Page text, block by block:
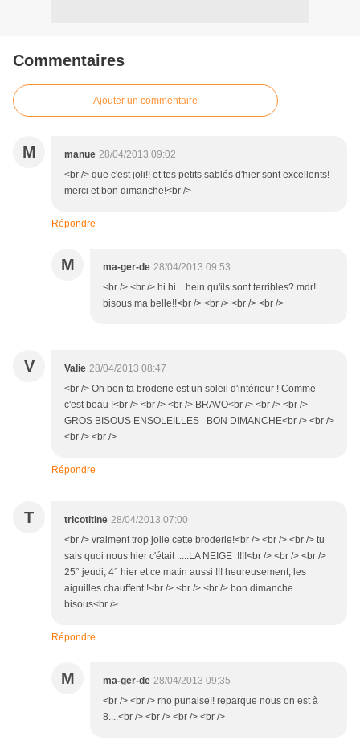
Commentaires
Ajouter un commentaire
M manue 28/04/2013 09:02
<br /> que c'est joli!! et tes petits sablés d'hier sont excellents!
merci et bon dimanche!<br />
Répondre
M ma-ger-de 28/04/2013 09:53
<br /> <br /> hi hi .. hein qu'ils sont terribles? mdr!
bisous ma belle!!<br /> <br /> <br /> <br />
V Valie 28/04/2013 08:47
<br /> Oh ben ta broderie est un soleil d'intérieur ! Comme
c'est beau !<br /> <br /> <br /> BRAVO<br /> <br /> <br />
GROS BISOUS ENSOLEILLES BON DIMANCHE<br /> <br />
<br /> <br />
Répondre
T tricotitine 28/04/2013 07:00
<br /> vraiment trop jolie cette broderie!<br /> <br /> <br /> tu
sais quoi nous hier c'était .....LA NEIGE !!!!<br /> <br /> <br />
25° jeudi, 4° hier et ce matin aussi !!! heureusement, les
aiguilles chauffent !<br /> <br /> <br /> bon dimanche
bisous<br />
Répondre
M ma-ger-de 28/04/2013 09:35
<br /> <br /> rho punaise!! reparque nous on est à
8....<br /> <br /> <br /> <br />